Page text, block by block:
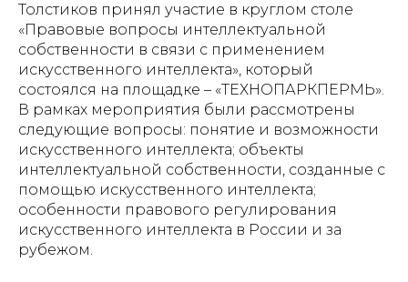
Толстиков принял участие в круглом столе
«Правовые вопросы интеллектуальной
собственности в связи с применением
искусственного интеллекта», который
состоялся на площадке – «ТЕХНОПАРКПЕРМЬ».
В рамках мероприятия были рассмотрены
следующие вопросы: понятие и возможности
искусственного интеллекта; объекты
интеллектуальной собственности, созданные с
помощью искусственного интеллекта;
особенности правового регулирования
искусственного интеллекта в России и за
рубежом.